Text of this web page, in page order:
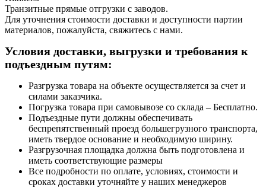
Транзитные прямые отгрузки с заводов.
Для уточнения стоимости доставки и доступности партии
материалов, пожалуйста, свяжитесь с нами.
Условия доставки, выгрузки и требования к
подъездным путям:
Разгрузка товара на объекте осуществляется за счет и
силами заказчика.
Погрузка товара при самовывозе со склада – Бесплатно.
Подъездные пути должны обеспечивать
беспрепятственный проезд большегрузного транспорта,
иметь твердое основание и необходимую ширину.
Разгрузочная площадка должна быть подготовлена и
иметь соответствующие размеры
Все подробности по оплате, условиях, стоимости и
сроках доставки уточняйте у наших менеджеров